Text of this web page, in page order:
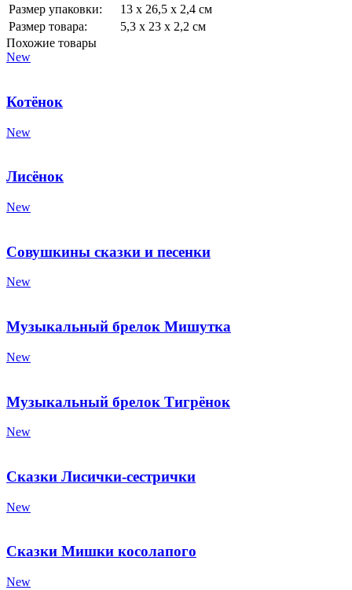
Размер упаковки:
13 х 26,5 х 2,4 см
Размер товара:
5,3 х 23 х 2,2 см
Похожие товары
New
Котёнок
New
Лисёнок
New
Совушкины сказки и песенки
New
Музыкальный брелок Мишутка
New
Музыкальный брелок Тигрёнок
New
Сказки Лисички-сестрички
New
Сказки Мишки косолапого
New